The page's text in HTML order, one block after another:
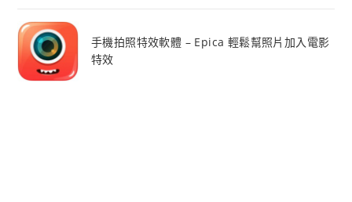
手機拍照特效軟體 – Epica 輕鬆幫照片加入電影
特效